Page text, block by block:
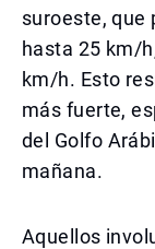
suroeste, que
hasta 25 km/
km/h. Esto
más fuerte,
del Golfo
mañana.
Aquellos